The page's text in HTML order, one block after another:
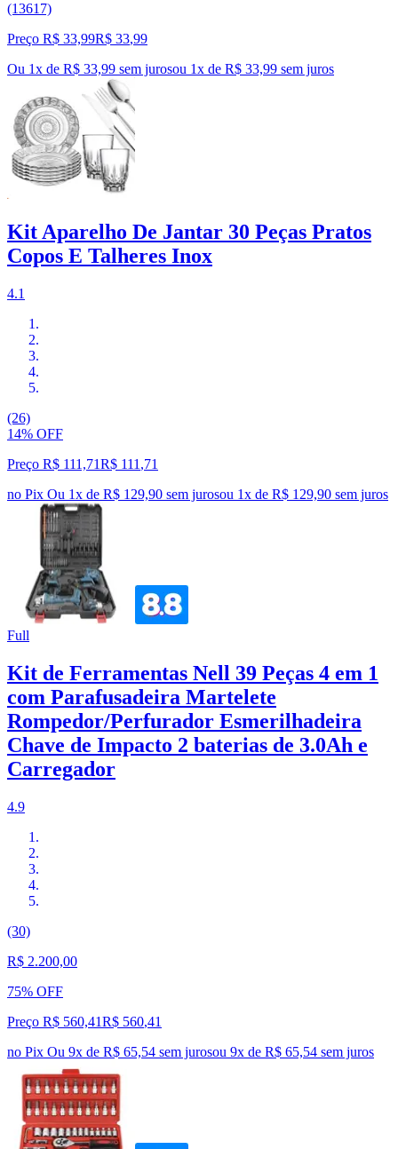
(13617)
Preço R$ 33,99R$ 33,99
Ou 1x de R$ 33,99 sem jurosou 1x de R$ 33,99 sem juros
Kit Aparelho De Jantar 30 Peças Pratos
Copos E Talheres Inox
4.1
(26)
14% OFF
Preço R$ 111,71R$ 111 ,71
no Pix Ou 1x de R$ 129,90 sem jurosou 1x de R$ 129,90 sem juros
Full
Kit de Ferramentas Nell 39 Peças 4 em 1
com Parafusadeira Martelete
Rompedor/Perfurador Esmerilhadeira
Chave de Impacto 2 baterias de 3.0Ah e
Carregador
4.9
(30)
R$ 2.200,00
75% OFF
Preço R$ 560,41R$ 560,41
no Pix Ou 9x de R$ 65,54 sem jurosou 9x de R$ 65,54 sem juros